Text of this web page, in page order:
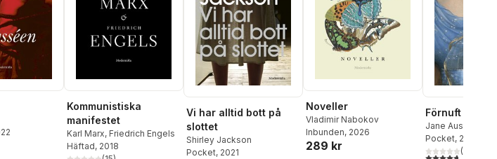
Kommunistiska
manifestet
Karl Marx, Friedrich Engels
Häftad, 2018
Vi har alltid bott på
slottet
Shirley Jackson
Pocket, 2021
Noveller
Vladimir Nabokov
Inbunden, 2026
289 kr
Förnuft och
Jane Austen
Pocket, 2020
4,7utav 5(